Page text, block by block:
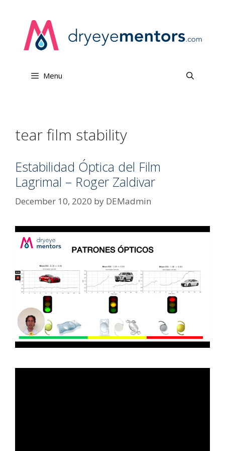
content
Menu
tear film stability
Estabilidad Óptica del Film
Lagrimal – Roger Zaldivar
December 10, 2020 by DEMadmin